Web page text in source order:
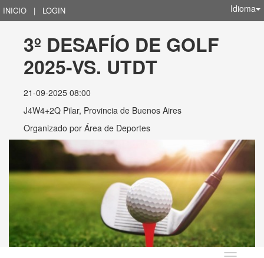
INICIO | LOGIN Idioma
3º DESAFÍO DE GOLF
2025-VS. UTDT
21-09-2025 08:00
J4W4+2Q Pilar, Provincia de Buenos Aires
Organizado por Área de Deportes